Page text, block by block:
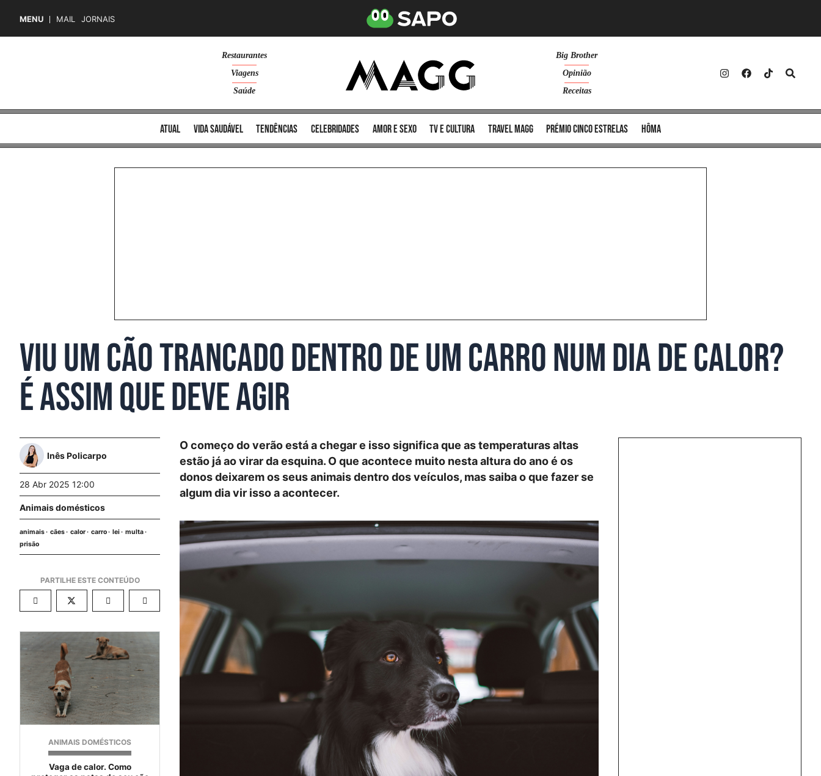
MENU MAIL JORNAIS
Restaurantes
Viagens
Saúde
Big Brother
Opinião
Receitas
atual vida saudável tendências celebridades amor e sexo TV e cultura Travel MAGG Prémio Cinco Estrelas Hôma
Viu um cão trancado dentro de um carro num dia de calor?
É assim que deve agir
Inês Policarpo
28 Abr 2025 12:00
Animais domésticos
animais cães calor carro lei
multa
prisão
ANIMAIS DOMÉSTICOS
Vaga de calor. Como
O começo do verão está a chegar e isso significa que as temperaturas altas
estão já ao virar da esquina. O que acontece muito nesta altura do ano é os
donos deixarem os seus animais dentro dos veículos, mas saiba o que fazer se
algum dia vir isso a acontecer.